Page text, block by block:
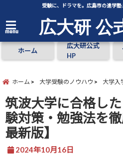
受験に、ドラマを。広島市の進学塾
menu 広大研 公
ホーム
広大研公式
HP
ホーム 大学受験のノウハウ 大学入
筑波大学に合格し
験対策・勉強法を
最新版】
2024年10月16日